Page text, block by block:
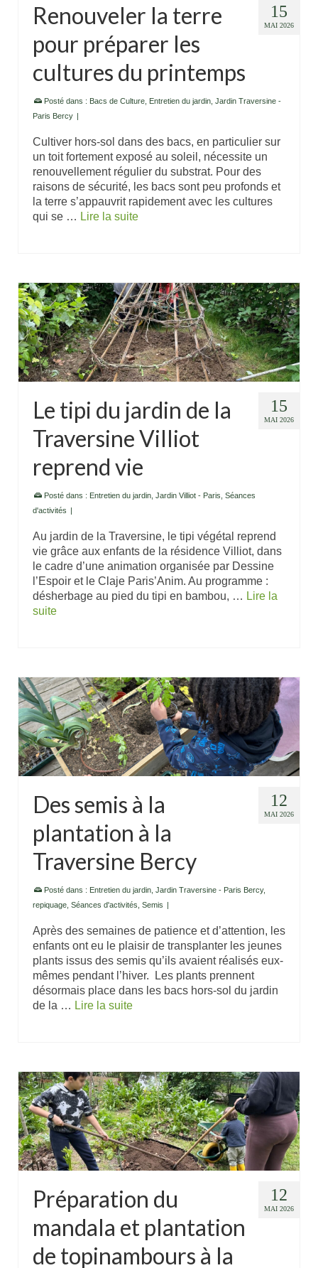
15
MAI 2026
Renouveler la terre
pour préparer les
cultures du printemps
Posté dans : Bacs de Culture Entretien du jardin Jardin Traversine -
Paris Bercy |
Cultiver hors-sol dans des bacs, en particulier sur
un toit fortement exposé au soleil, nécessite un
renouvellement régulier du substrat. Pour des
raisons de sécurité, les bacs sont peu profonds et
la terre s’appauvrit rapidement avec les cultures
qui se … Lire la suite
15
MAI 2026
Le tipi du jardin de la
Traversine Villiot
reprend vie
Posté dans : Entretien du jardin Jardin Villiot - Paris Séances
d'activités |
Au jardin de la Traversine, le tipi végétal reprend
vie grâce aux enfants de la résidence Villiot, dans
le cadre d’une animation organisée par Dessine
l’Espoir et le Claje Paris’Anim. Au programme :
désherbage au pied du tipi en bambou, … Lire la
suite
12
MAI 2026
Des semis à la
plantation à la
Traversine Bercy
Posté dans : Entretien du jardin Jardin Traversine - Paris Bercy,
repiquage Séances d'activités Semis |
Après des semaines de patience et d’attention, les
enfants ont eu le plaisir de transplanter les jeunes
plants issus des semis qu’ils avaient réalisés eux-
mêmes pendant l’hiver. Les plants prennent
désormais place dans les bacs hors-sol du jardin
de la … Lire la suite
12
MAI 2026
Préparation du
mandala et plantation
de topinambours à la